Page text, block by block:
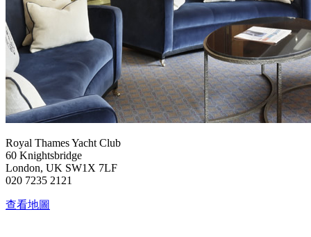
Royal Thames Yacht Club
60 Knightsbridge
London, UK SW1X 7LF
020 7235 2121
查看地圖